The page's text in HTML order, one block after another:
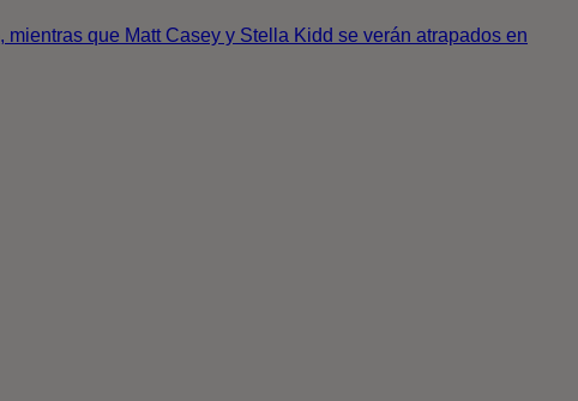
que Matt Casey y Stella Kidd se verán atrapados en